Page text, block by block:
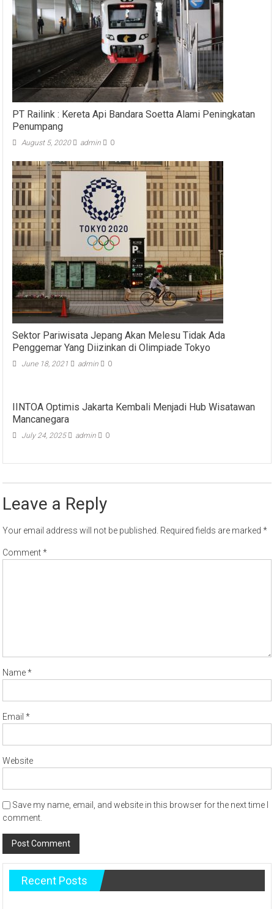
PT Railink : Kereta Api Bandara Soetta Alami Peningkatan
Penumpang
August 5, 2020 admin 0
Sektor Pariwisata Jepang Akan Melesu Tidak Ada
Penggemar Yang Diizinkan di Olimpiade Tokyo
June 18, 2021 admin 0
IINTOA Optimis Jakarta Kembali Menjadi Hub Wisatawan
Mancanegara
July 24, 2025 admin 0
Leave a Reply
Your email address will not be published. Required fields are marked*
Comment*
Name*
Email*
Website
Save my name, email, and website in this browser for the next time I
comment.
Recent Posts